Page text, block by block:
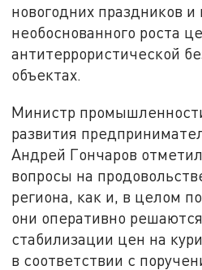
новогодних праздников и
необоснованного роста
антитеррористической
объектах.
Министр
развития
Андрей Гончаров
вопросы на
региона, как и, в целом
они оперативно
стабилизации цен на
в соответствии с